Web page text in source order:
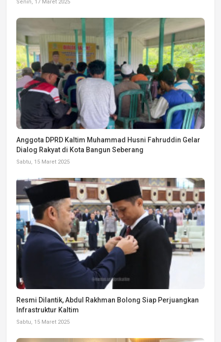
Senin, 17 Maret 2025
Anggota DPRD Kaltim Muhammad Husni Fahruddin Gelar
Dialog Rakyat di Kota Bangun Seberang
Sabtu, 15 Maret 2025
Resmi Dilantik, Abdul Rakhman Bolong Siap Perjuangkan
Infrastruktur Kaltim
Sabtu, 15 Maret 2025